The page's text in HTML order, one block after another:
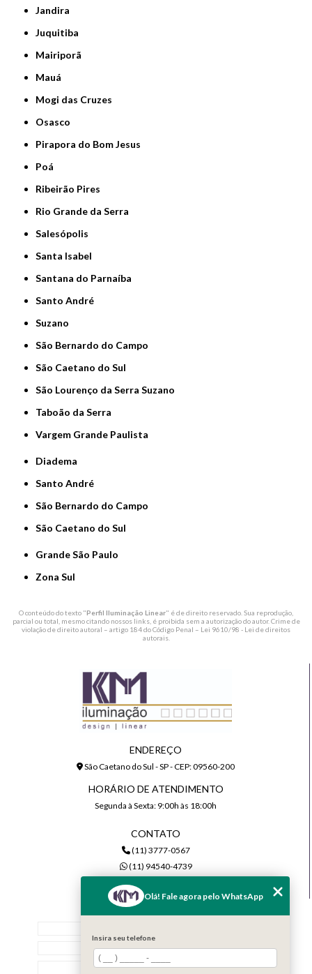
Jandira
Juquitiba
Mairiporã
Mauá
Mogi das Cruzes
Osasco
Pirapora do Bom Jesus
Poá
Ribeirão Pires
Rio Grande da Serra
Salesópolis
Santa Isabel
Santana do Parnaíba
Santo André
Suzano
São Bernardo do Campo
São Caetano do Sul
São Lourenço da Serra Suzano
Taboão da Serra
Vargem Grande Paulista
Diadema
Santo André
São Bernardo do Campo
São Caetano do Sul
Grande São Paulo
Zona Sul
O conteúdo do texto "Perfil Iluminação Linear" é de direito reservado. Sua reprodução,
parcial ou total, mesmo citando nossos links, é proibida sem a autorização do autor. Crime de
violação de direito autoral – artigo 184 do Código Penal – Lei 9610/98 - Lei de direitos
autorais.
ENDEREÇO
São Caetano do Sul - SP - CEP: 09560-200
HORÁRIO DE ATENDIMENTO
Segunda à Sexta: 9:00h às 18:00h
CONTATO
(11) 3777-0567
(11) 94540-4739
Quem Somos
Serviços
Olá! Fale agora pelo WhatsApp
Insira seu telefone